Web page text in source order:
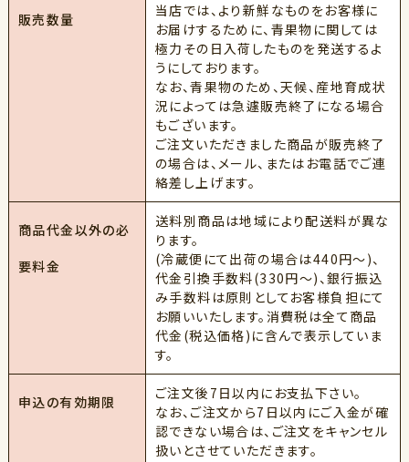
販売数量
当店では、より新鮮なものをお客様に
お届けするために、青果物に関しては
極力その日入荷したものを発送するよ
うにしております。
なお、青果物のため、天候、産地育成状
況によっては急遽販売終了になる場合
もございます。
ご注文いただきました商品が販売終了
の場合は、メール、またはお電話でご連
絡差し上げます。
商品代金以外の必
要料金
送料別商品は地域により配送料が異な
ります。
(冷蔵便にて出荷の場合は440円～)、
代金引換手数料(330円～)、銀行振込
み手数料は原則としてお客様負担にて
お願いいたします。消費税は全て商品
代金(税込価格)に含んで表示していま
す。
申込の有効期限
ご注文後7日以内にお支払下さい。
なお、ご注文から7日以内にご入金が確
認できない場合は、ご注文をキャンセル
扱いとさせていただきます。